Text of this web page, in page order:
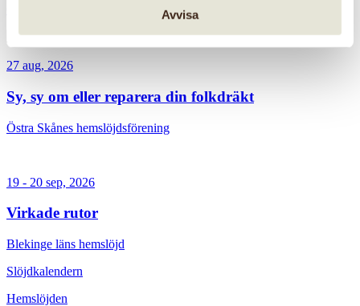
Avvisa
Östra Skånes hemslöjdsförening
27 aug, 2026
Sy, sy om eller reparera din folkdräkt
Östra Skånes hemslöjdsförening
19 - 20 sep, 2026
Virkade rutor
Blekinge läns hemslöjd
Slöjdkalendern
Hemslöjden